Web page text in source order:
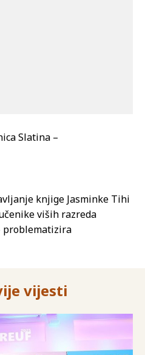
Slatina –
knjige Jasminke Tihi
viših razreda
problematizira
vijesti